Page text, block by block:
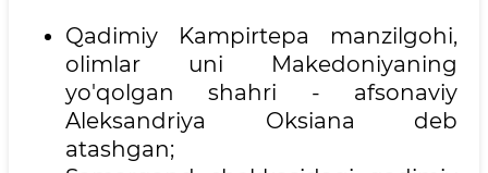
Qadimiy Kampirtepa manzilgohi,
olimlar uni Makedoniyaning
yo'qolgan shahri - afsonaviy
Aleksandriya Oksiana deb
atashgan;